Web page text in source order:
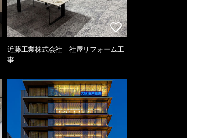
近藤工業株式会社 社屋リフォーム工
事